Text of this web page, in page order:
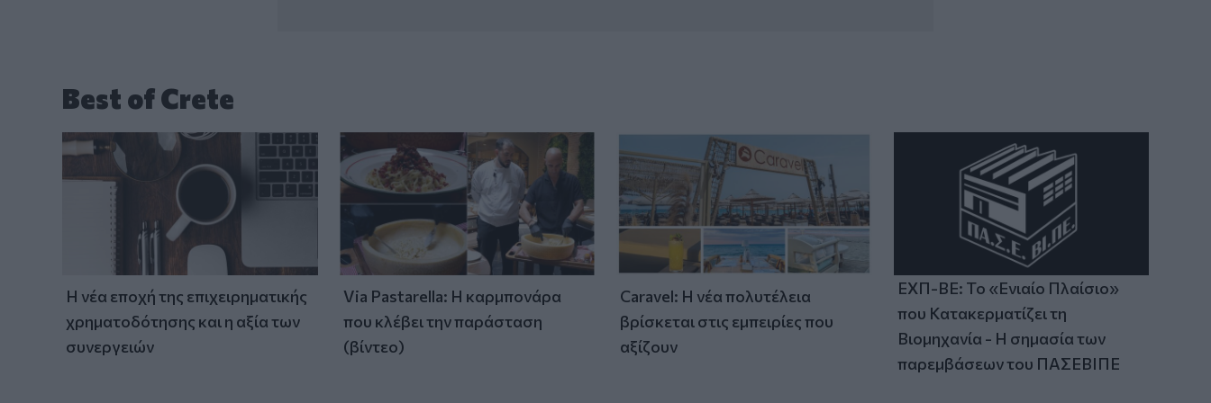
Best of Crete
Η νέα εποχή της επιχειρηματικής
χρηματοδότησης και η αξία των
συνεργειών
Via Pastarella: Η καρμπονάρα
που κλέβει την παράσταση
(βίντεο)
Caravel: Η νέα πολυτέλεια
βρίσκεται στις εμπειρίες που
αξίζουν
ΕΧΠ-ΒΕ: Το «Ενιαίο Πλαίσιο»
που Κατακερματίζει τη
Βιομηχανία - Η σημασία των
παρεμβάσεων του ΠΑΣΕΒΙΠΕ